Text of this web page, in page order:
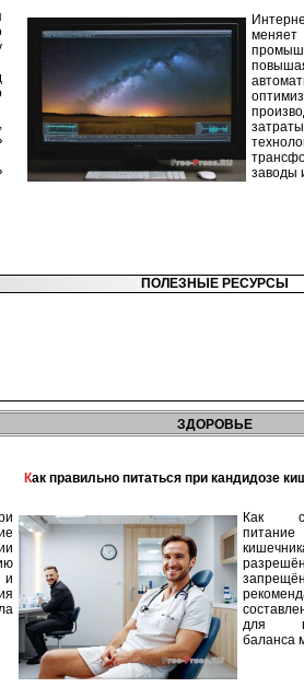
меняет
заводы
ПОЛЕЗНЫЕ РЕСУРСЫ
ЗДОРОВЬЕ
и
Как правильно питаться при кандидозе
Как
питание
для
баланса